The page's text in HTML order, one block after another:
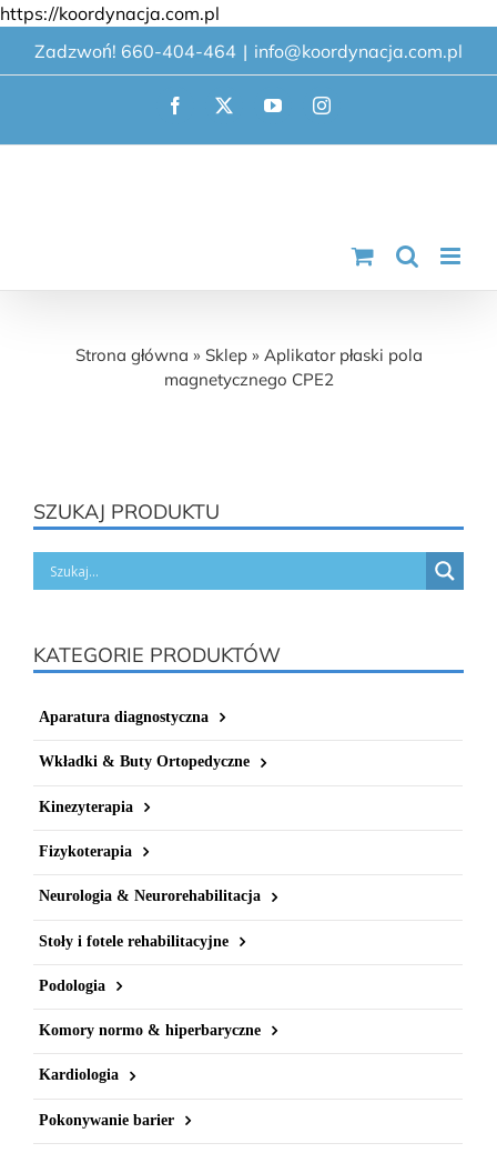
https://koordynacja.com.pl
do
zawartości
Zadzwoń! 660-404-464 | info@koordynacja.com.pl
Facebook
X YouTubeInstagram
Strona główna » Sklep» Aplikator płaski pola
magnetycznego CPE2
SZUKAJ PRODUKTU
KATEGORIE PRODUKTÓW
Aparatura diagnostyczna
Wkładki & Buty Ortopedyczne
Kinezyterapia
Fizykoterapia
Neurologia & Neurorehabilitacja
Stoły i fotele rehabilitacyjne
Podologia
Komory normo & hiperbaryczne
Kardiologia
Pokonywanie barier